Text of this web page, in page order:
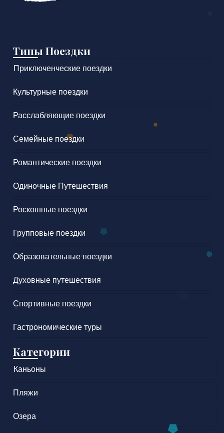
Типы Поездки
Приключенческие поездки
Культурные поездки
Расслабляющие поездки
Семейные поездки
Романтические поездки
Одиночные Путешествия
Роскошные поездки
Групповые поездки
Образовательные поездки
Духовные путешествия
Спортивные поездки
Гастрономические туры
Категории
Каньоны
Пляжи
Озера